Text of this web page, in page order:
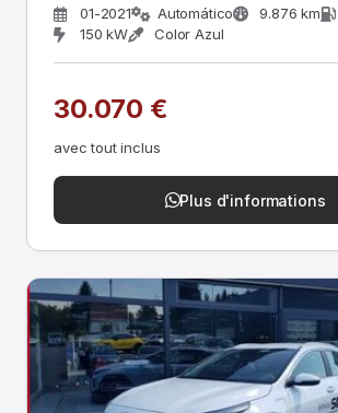
01-2021 Automático 9.876 km
150 kW
Color Azul
30.070 €
avec tout inclus
Plus d'informations